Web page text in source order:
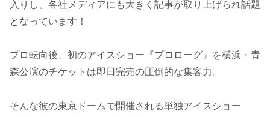
入りし、各社メディアにも大きく記事が取り上げられ話題
となっています！
プロ転向後、初のアイスショー『プロローグ』を横浜・青
森公演のチケットは即日完売の圧倒的な集客力。
そんな彼の東京ドームで開催される単独アイスショー